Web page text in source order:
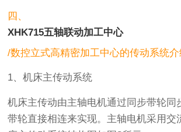
四、
XHK715五轴联动加工中心
/数控立式高精密加工中心的传动系统介绍
1、机床主传动系统
机床主传动由主轴电机通过同步带轮同
带轮直接相连来实现。主轴电机采用交流